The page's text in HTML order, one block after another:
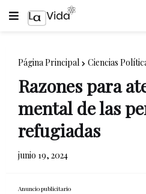
Página Principal Ciencias
Razones para
mental de las
refugiadas
junio 19, 2024
Anuncio publicitario